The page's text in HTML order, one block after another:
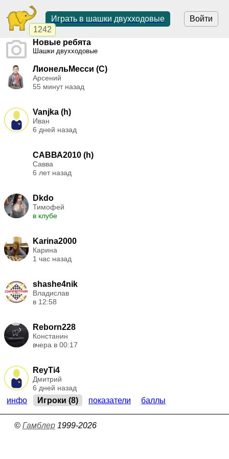
1242
Войти
Играть в шашки двухходовые
Новые ребята
Шашки двухходовые
ЛионельМесси (C)
Арсений
55 минут назад
Vanjka (h)
Иван
6 дней назад
САВВА2010 (h)
Савва
6 лет назад
Dkdo
Тимофей
в клубе
Karina2000
Карина
1 час назад
shashe4nik
Владислав
в 12:58
Reborn228
Констанин
вчера в 00:17
ReyTi4
Дмитрий
6 дней назад
инфо Игроки (8) показатели баллы
© Гамблер1999-2026